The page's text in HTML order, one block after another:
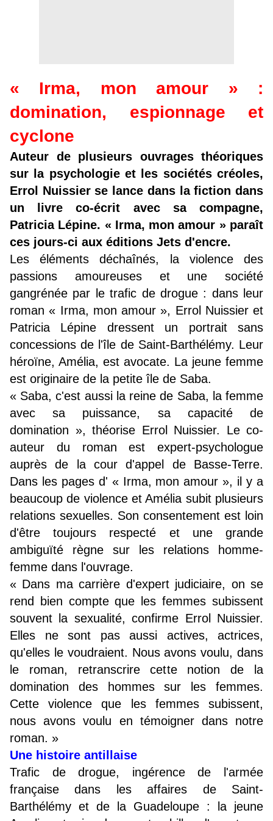
« Irma, mon amour » :
domination, espionnage et
cyclone
Auteur de plusieurs ouvrages théoriques
sur la psychologie et les sociétés créoles,
Errol Nuissier se lance dans la fiction dans
un livre co-écrit avec sa compagne,
Patricia Lépine. « Irma, mon amour » paraît
ces jours-ci aux éditions Jets d'encre.
Les éléments déchaînés, la violence des
passions amoureuses et une société
gangrénée par le trafic de drogue : dans leur
roman « Irma, mon amour », Errol Nuissier et
Patricia Lépine dressent un portrait sans
concessions de l'île de Saint-Barthélémy. Leur
héroïne, Amélia, est avocate. La jeune femme
est originaire de la petite île de Saba.
« Saba, c'est aussi la reine de Saba, la femme
avec sa puissance, sa capacité de
domination », théorise Errol Nuissier. Le co-
auteur du roman est expert-psychologue
auprès de la cour d'appel de Basse-Terre.
Dans les pages d' « Irma, mon amour », il y a
beaucoup de violence et Amélia subit plusieurs
relations sexuelles. Son consentement est loin
d'être toujours respecté et une grande
ambiguïté règne sur les relations homme-
femme dans l'ouvrage.
« Dans ma carrière d'expert judiciaire, on se
rend bien compte que les femmes subissent
souvent la sexualité, confirme Errol Nuissier.
Elles ne sont pas aussi actives, actrices,
qu'elles le voudraient. Nous avons voulu, dans
le roman, retranscrire cette notion de la
domination des hommes sur les femmes.
Cette violence que les femmes subissent,
nous avons voulu en témoigner dans notre
roman. »
Une histoire antillaise
Trafic de drogue, ingérence de l'armée
française dans les affaires de Saint-
Barthélémy et de la Guadeloupe : la jeune